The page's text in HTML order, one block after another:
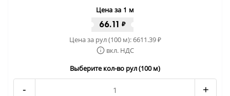
Цена за 1 м
66.11 ₽
Цена за рул (100 м):6611.39₽
вкл. НДС
Выберите кол-во рул (100 м)
- +